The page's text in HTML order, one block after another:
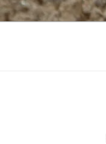
ス
キ